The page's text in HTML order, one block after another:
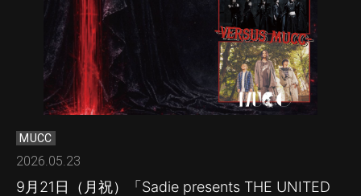
MUCC
2026.05.23
9月21日（月祝）「Sadie presents THE UNITED